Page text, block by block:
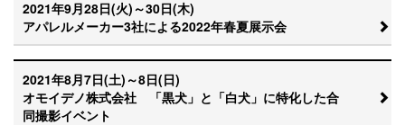
2021年9月28日(火)～30日(木)
アパレルメーカー3社による2022年春夏展示会
2021年8月7日(土)～8日(日)
オモイデノ株式会社 「黒犬」と「白犬」に特化した合
同撮影イベント